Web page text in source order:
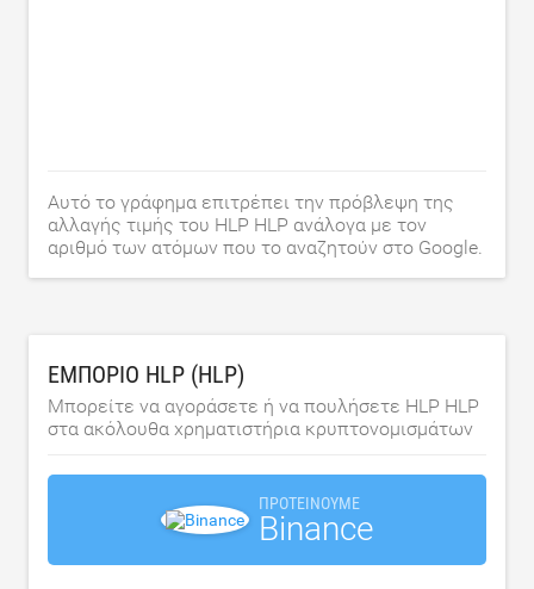
Αυτό το γράφημα επιτρέπει την πρόβλεψη της
αλλαγής τιμής του HLP HLP ανάλογα με τον
αριθμό των ατόμων που το αναζητούν στο Google.
ΕΜΠΌΡΙΟ HLP (HLP)
Μπορείτε να αγοράσετε ή να πουλήσετε HLP HLP
στα ακόλουθα χρηματιστήρια κρυπτονομισμάτων
ΠΡΟΤΕΊΝΟΥΜΕ
Binance